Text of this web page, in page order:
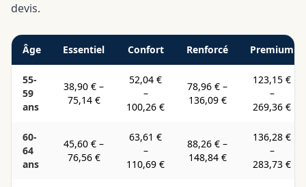
devis.
Âge Essentiel Confort Renforcé Premium
55-
59
ans
38,90 € –
75,14 €
52,04 €
–
100,26 €
78,96 € –
136,09 €
123,15 €
–
269,36 €
60-
64
ans
45,60 € –
76,56 €
63,61 €
–
110,69 €
88,26 € –
148,84 €
136,28 €
–
283,73 €